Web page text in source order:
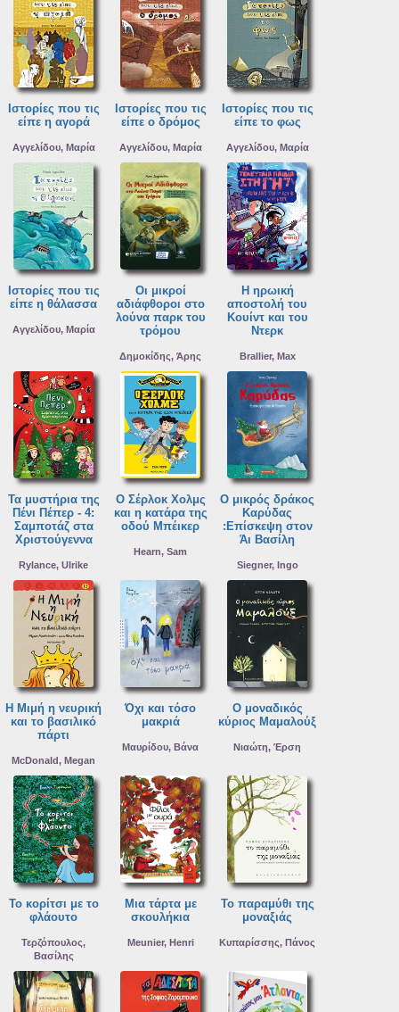
Ιστορίες που τις
είπε η αγορά
Αγγελίδου, Μαρία
Ιστορίες που τις
είπε ο δρόμος
Αγγελίδου, Μαρία
Ιστορίες που τις
είπε το φως
Αγγελίδου, Μαρία
Ιστορίες που τις
είπε η θάλασσα
Αγγελίδου, Μαρία
Οι μικροί
αδιάφθοροι στο
λούνα παρκ του
τρόμου
Δημοκίδης, Άρης
Η ηρωική
αποστολή του
Κουίντ και του
Ντερκ
Brallier, Max
Τα μυστήρια της
Πένι Πέπερ - 4:
Σαμποτάζ στα
Χριστούγεννα
Rylance, Ulrike
Ο Σέρλοκ Χολμς
και η κατάρα της
οδού Μπέικερ
Hearn, Sam
Ο μικρός δράκος
Καρύδας
:Επίσκεψη στον
Άι Βασίλη
Siegner, Ingo
Η Μιμή η νευρική
και το βασιλικό
πάρτι
McDonald, Megan
Όχι και τόσο
μακριά
Μαυρίδου, Βάνα
Ο μοναδικός
κύριος Μαμαλούξ
Νιαώτη, Έρση
Το κορίτσι με το
φλάουτο
Τερζόπουλος,
Βασίλης
Μια τάρτα με
σκουλήκια
Meunier, Henri
Το παραμύθι της
μοναξιάς
Κυπαρίσσης, Πάνος